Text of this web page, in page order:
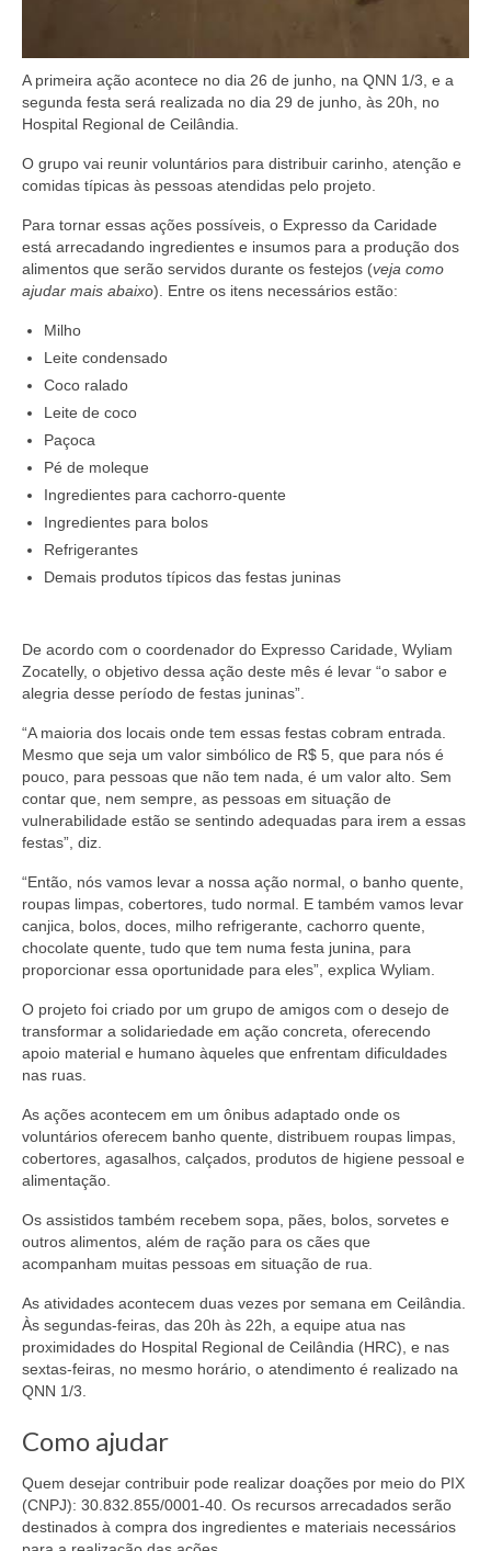
A primeira ação acontece no dia 26 de junho, na QNN 1/3, e a
segunda festa será realizada no dia 29 de junho, às 20h, no
Hospital Regional de Ceilândia.
O grupo vai reunir voluntários para distribuir carinho, atenção e
comidas típicas às pessoas atendidas pelo projeto.
Para tornar essas ações possíveis, o Expresso da Caridade
está arrecadando ingredientes e insumos para a produção dos
alimentos que serão servidos durante os festejos (veja como
ajudar mais abaixo). Entre os itens necessários estão:
Milho
Leite condensado
Coco ralado
Leite de coco
Paçoca
Pé de moleque
Ingredientes para cachorro-quente
Ingredientes para bolos
Refrigerantes
Demais produtos típicos das festas juninas
De acordo com o coordenador do Expresso Caridade, Wyliam
Zocatelly, o objetivo dessa ação deste mês é levar “o sabor e
alegria desse período de festas juninas”.
“A maioria dos locais onde tem essas festas cobram entrada.
Mesmo que seja um valor simbólico de R$ 5, que para nós é
pouco, para pessoas que não tem nada, é um valor alto. Sem
contar que, nem sempre, as pessoas em situação de
vulnerabilidade estão se sentindo adequadas para irem a essas
festas”, diz.
“Então, nós vamos levar a nossa ação normal, o banho quente,
roupas limpas, cobertores, tudo normal. E também vamos levar
canjica, bolos, doces, milho refrigerante, cachorro quente,
chocolate quente, tudo que tem numa festa junina, para
proporcionar essa oportunidade para eles”, explica Wyliam.
O projeto foi criado por um grupo de amigos com o desejo de
transformar a solidariedade em ação concreta, oferecendo
apoio material e humano àqueles que enfrentam dificuldades
nas ruas.
As ações acontecem em um ônibus adaptado onde os
voluntários oferecem banho quente, distribuem roupas limpas,
cobertores, agasalhos, calçados, produtos de higiene pessoal e
alimentação.
Os assistidos também recebem sopa, pães, bolos, sorvetes e
outros alimentos, além de ração para os cães que
acompanham muitas pessoas em situação de rua.
As atividades acontecem duas vezes por semana em Ceilândia.
Às segundas-feiras, das 20h às 22h, a equipe atua nas
proximidades do Hospital Regional de Ceilândia (HRC), e nas
sextas-feiras, no mesmo horário, o atendimento é realizado na
QNN 1/3.
Como ajudar
Quem desejar contribuir pode realizar doações por meio do PIX
(CNPJ): 30.832.855/0001-40. Os recursos arrecadados serão
destinados à compra dos ingredientes e materiais necessários